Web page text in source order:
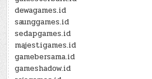
dewagames.id
saunggames.id
sedapgames.id
majestigames.id
gamebersama.id
gameshadow.id